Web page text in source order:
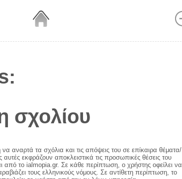
σχολίου
αναρτά τα σχόλια και τις απόψεις του σε επίκαιρα θέματα/
αυτές εκφράζουν αποκλειστικά τις προσωπικές θέσεις του
από το ialmopia.gr. Σε κάθε περίπτωση, ο χρήστης οφείλει να
τους ελληνικούς νόμους. Σε αντίθετη περίπτωση, το